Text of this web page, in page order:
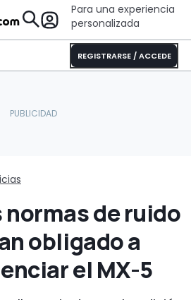
Para una experiencia
personalizada
REGISTRARSE / ACCEDE
normas de ruido
obligado a
el MX-5